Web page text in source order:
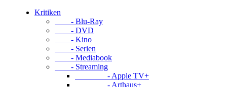
Kritiken
- Blu-Ray
- DVD
- Kino
- Serien
- Mediabook
- Streaming
- Apple TV+
- Arthaus+